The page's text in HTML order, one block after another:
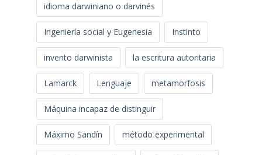
idioma darwiniano o darvinés
Ingeniería social y Eugenesia Instinto
invento darwinista la escritura autoritaria
Lamarck Lenguaje metamorfosis
Máquina incapaz de distinguir
Máximo Sandín método experimental